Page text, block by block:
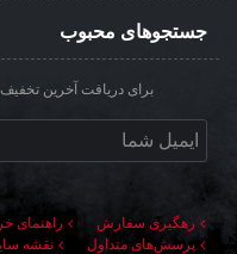
جستجوهای محبوب
برای دریافت آخرین
رهگیری سفارش راهنمای
پرسش‌های متداول
نقشه